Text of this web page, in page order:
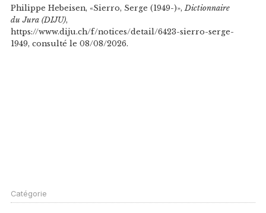
Philippe Hebeisen, «Sierro, Serge (1949-)», Dictionnaire
du Jura (DIJU),
https://www.diju.ch/f/notices/detail/6423-sierro-serge-
1949, consulté le 08/08/2026.
Catégorie